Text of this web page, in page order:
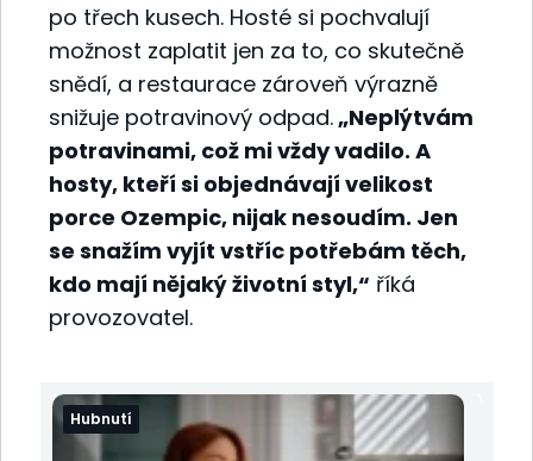
po třech kusech. Hosté si pochvalují
možnost zaplatit jen za to, co skutečně
snědí, a restaurace zároveň výrazně
snižuje potravinový odpad. „Neplýtvám
potravinami, což mi vždy vadilo. A
hosty, kteří si objednávají velikost
porce Ozempic, nijak nesoudím. Jen
se snažím vyjít vstříc potřebám těch,
kdo mají nějaký životní styl,“ říká
provozovatel.
Hubnutí